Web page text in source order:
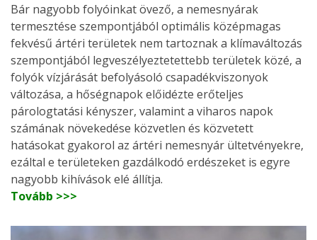
Bár nagyobb folyóinkat övező, a nemesnyárak
termesztése szempontjából optimális középmagas
fekvésű ártéri területek nem tartoznak a klímaváltozás
szempontjából legveszélyeztetettebb területek közé, a
folyók vízjárását befolyásoló csapadékviszonyok
változása, a hőségnapok előidézte erőteljes
párologtatási kényszer, valamint a viharos napok
számának növekedése közvetlen és közvetett
hatásokat gyakorol az ártéri nemesnyár ültetvényekre,
ezáltal e területeken gazdálkodó erdészeket is egyre
nagyobb kihívások elé állítja.
Tovább >>>